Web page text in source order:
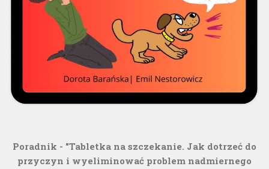
Poradnik - "Tabletka na szczekanie. Jak dotrzeć do
przyczyn i wyeliminować problem nadmiernego